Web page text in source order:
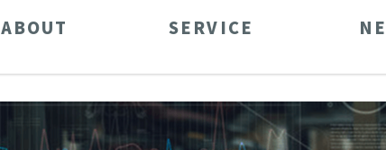
ABOUT SERVICE